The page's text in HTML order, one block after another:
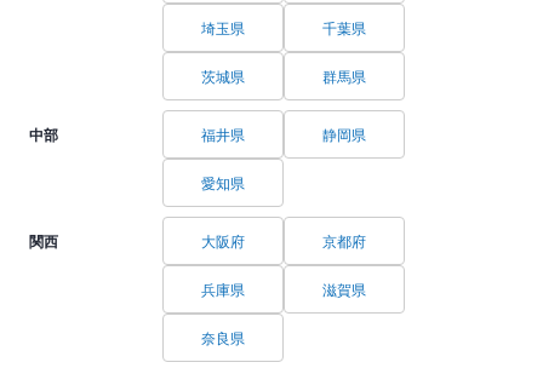
埼玉県 千葉県
茨城県 群馬県
中部 福井県 静岡県
愛知県
関西 大阪府 京都府
兵庫県 滋賀県
奈良県